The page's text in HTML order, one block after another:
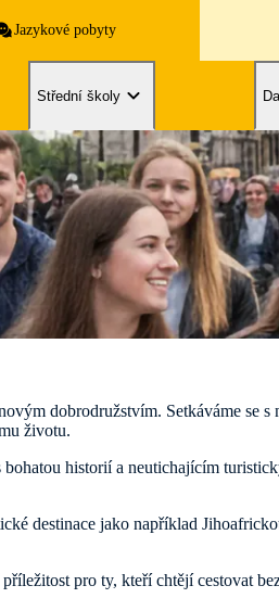
Jazykové pobyty
Střední školy
dobrodružstvím. Setkáváme se s
životu.
historií a neutichajícím
destinace jako například
pro ty, kteří chtějí cestovat